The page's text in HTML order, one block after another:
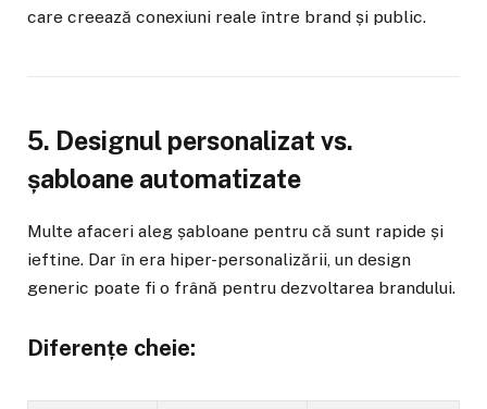
care creează conexiuni reale între brand și public.
5. Designul personalizat vs.
șabloane automatizate
Multe afaceri aleg șabloane pentru că sunt rapide și
ieftine. Dar în era hiper-personalizării, un design
generic poate fi o frână pentru dezvoltarea brandului.
Diferențe cheie: